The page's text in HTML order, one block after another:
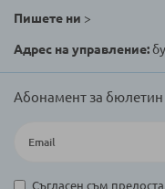
Пишете ни >
Адрес на управление:
Абонамент за бюлетин
Съгласен съм